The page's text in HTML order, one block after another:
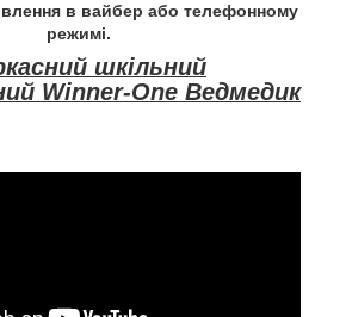
в вайбер або телефонному
режимі.
шкільний
Winner-One Ведмедик